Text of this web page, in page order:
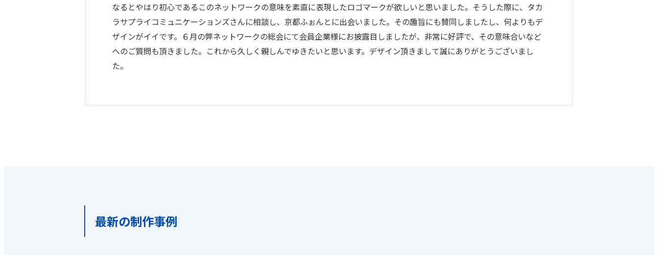
なるとやはり初心であるこのネットワークの意味を素直に表現したロゴマークが欲しいと思いました。そうした際に、タカ
ラサプライコミュニケーションズさんに相談し、京都ふぉんとに出会いました。その趣旨にも賛同しましたし、何よりもデ
ザインがイイです。６月の弊ネットワークの総会にて会員企業様にお披露目しましたが、非常に好評で、その意味合いなど
へのご質問も頂きました。これから久しく親しんでゆきたいと思います。デザイン頂きまして誠にありがとうございまし
た。
最新の制作事例